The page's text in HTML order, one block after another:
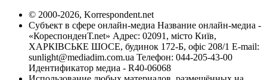
© 2000-2026, Korrespondent.net
Субъект в сфере онлайн-медиа Название онлайн-медиа -
«КореспонденТ.net» Адрес: 02091, місто Київ,
ХАРКІВСЬКЕ ШОСЕ, будинок 172-Б, офіс 208/1 E-mail:
sunlight@mediadim.com.ua Телефон: 044-205-43-00
Идентификатор медиа - R40-06068